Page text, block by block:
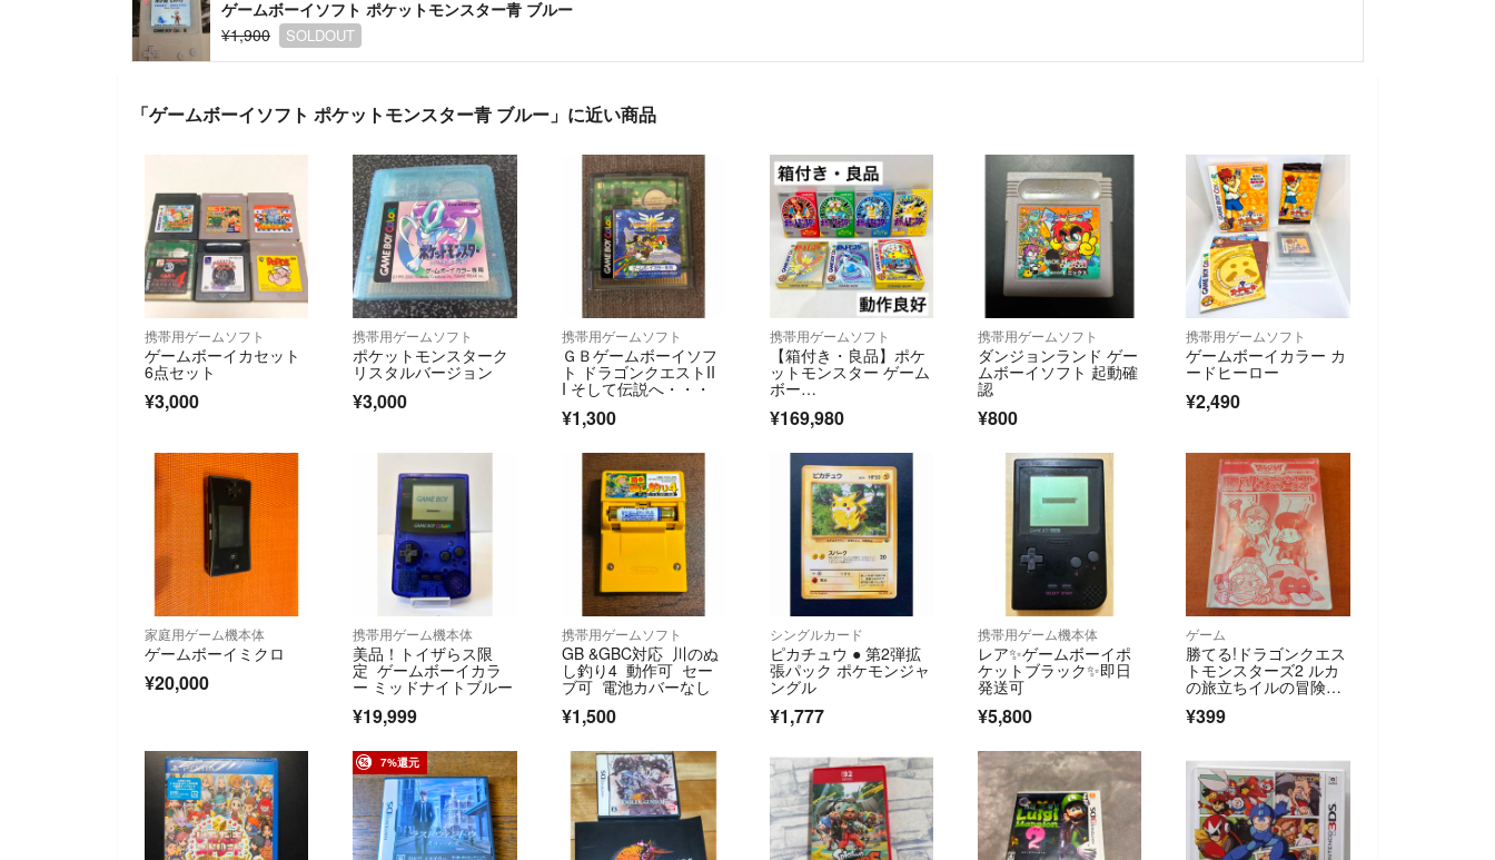
ゲームボーイソフト ポケットモンスター青 ブルー
¥1,900
SOLDOUT
「ゲームボーイソフト ポケットモンスター青 ブルー」に近い商品
携帯用ゲームソフト
ゲームボーイカセット
6点セット
¥3,000
携帯用ゲームソフト
ポケットモンスターク
リスタルバージョン
¥3,000
携帯用ゲームソフト
ＧＢゲームボーイソフ
ト ドラゴンクエストII
I そして伝説へ・・・
¥1,300
携帯用ゲームソフト
【箱付き・良品】ポケ
ットモンスター ゲーム
ボー
イ 赤 緑 青 黄 金 銀 ソ
フト
¥169,980
携帯用ゲームソフト
ダンジョンランド ゲー
ムボーイソフト 起動確
認
¥800
携帯用ゲームソフト
ゲームボーイカラー カ
ードヒーロー
¥2,490
家庭用ゲーム機本体
ゲームボーイミクロ
¥20,000
携帯用ゲーム機本体
美品！トイザらス限
定 ゲームボーイカラ
ー ミッドナイトブルー
¥19,999
携帯用ゲームソフト
GB &GBC対応 川のぬ
し釣り4 動作可 セー
ブ可 電池カバーなし
¥1,500
シングルカード
ピカチュウ ● 第2弾拡
張パック ポケモンジャ
ングル
¥1,777
携帯用ゲーム機本体
レア✨ゲームボーイポ
ケットブラック✨即日
発送可
¥5,800
ゲーム
勝てる!ドラゴンクエス
トモンスターズ2 ルカ
の旅立ちイルの冒険共
る!ドラゴンクエストモ
¥399
7%還元